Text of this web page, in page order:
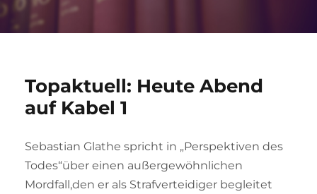
Topaktuell: Heute Abend
auf Kabel 1
Sebastian Glathe spricht in „Perspektiven des
Todes“über einen außergewöhnlichen
Mordfall,den er als Strafverteidiger begleitet